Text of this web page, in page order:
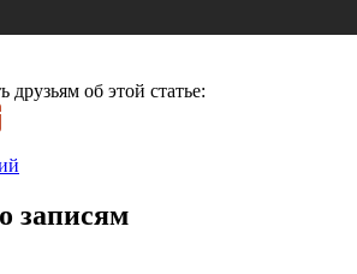
друзьям об этой статье:
записям